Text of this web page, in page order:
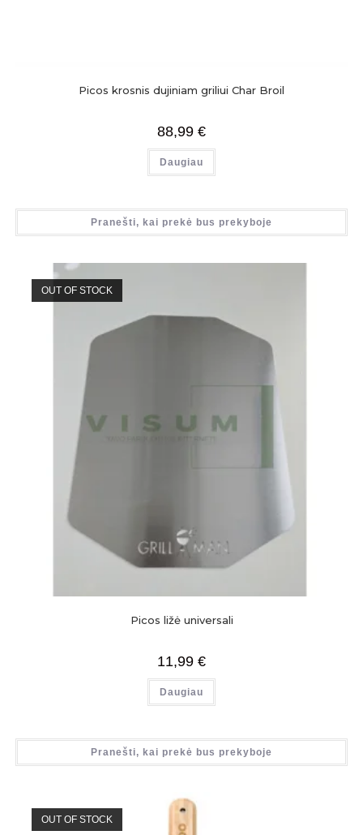
Picos krosnis dujiniam griliui Char Broil
88,99 €
Daugiau
Pranešti, kai prekė bus prekyboje
OUT OF STOCK
Picos ližė universali
11,99 €
Daugiau
Pranešti, kai prekė bus prekyboje
OUT OF STOCK